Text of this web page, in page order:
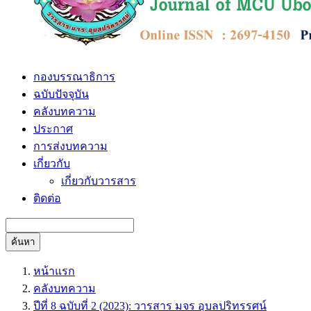
กองบรรณาธิการ
ฉบับปัจจุบัน
คลังบทความ
ประกาศ
การส่งบทความ
เกี่ยวกับ
เกี่ยวกับวารสาร
ติดต่อ
ค้นหา
หน้าแรก
คลังบทความ
ปีที่ 8 ฉบับที่ 2 (2023): วารสาร มจร อุบลปริทรรศน์